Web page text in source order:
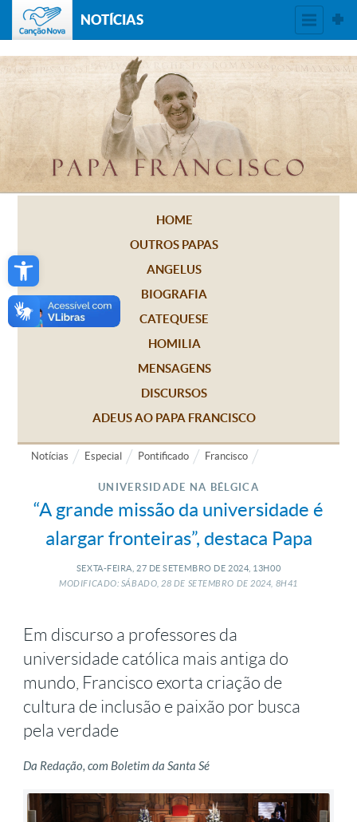
Open toolbar
NOTÍCIAS
HOME
OUTROS PAPAS
ANGELUS
BIOGRAFIA
CATEQUESE
HOMILIA
MENSAGENS
DISCURSOS
ADEUS AO PAPA FRANCISCO
Notícias Especial Pontificado Francisco
UNIVERSIDADE NA BÉLGICA
“A grande missão da universidade é
alargar fronteiras”, destaca Papa
SEXTA-FEIRA, 27 DE SETEMBRO DE 2024, 13H00
MODIFICADO: SÁBADO, 28 DE SETEMBRO DE2024, 8H41
Em discurso a professores da
universidade católica mais antiga do
mundo, Francisco exorta criação de
cultura de inclusão e paixão por busca
pela verdade
Da Redação, com Boletim da Santa Sé